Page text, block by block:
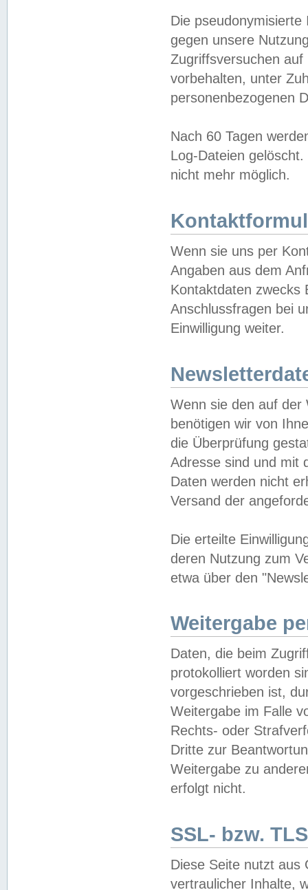
Die
gegen unsere
Zugriffsversuchen
vorbehalten, unter
personenbezogenen
Nach 60 Tagen
Log-Dateien
nicht mehr möglich.
Wenn sie uns per
Angaben aus dem
Kontaktdaten zwecks
Anschlussfragen bei
Einwilligung weiter.
Wenn sie den auf der
benötigen wir von
die Überprüfung
Adresse sind und mit
Daten werden nicht
Versand der
Die erteilte
deren Nutzung zum
etwa über den
Weitergabe
Daten, die beim
protokolliert worden
vorgeschrieben ist,
Weitergabe im Falle
Rechts- oder
Dritte zur
Weitergabe zu
erfolgt nicht.
SSL- bzw.
Diese Seite nutzt aus
vertraulicher Inhalte,